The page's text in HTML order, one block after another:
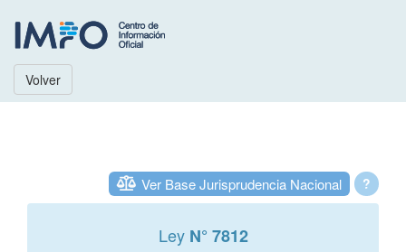
Volver
?
Ver Base Jurisprudencia Nacional
Ley N° 7812